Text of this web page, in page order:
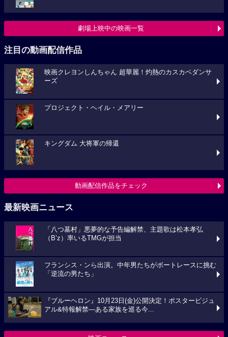
劇場上映中の映画一覧
注目の動画配信作品
映画クレヨンしんちゃん 超華麗！灼熱のカスカベダンサ
ーズ
プロジェクト・ヘイル・メアリー
キングダム 大将軍の帰還
動画配信作品をチェック
最新映画ニュース
「八つ墓村」悪夢的な予告編解禁、主題歌は松本孝弘
（B’z）率いるTMGが担当
フランシス・ンら出演。中年男たちがボートレースに挑む
「逆流の男たち」
『ブルーヘロン』10月23日(金)公開決定！ポスタービジュ
アル&特報解禁―ある家族を巡る今...